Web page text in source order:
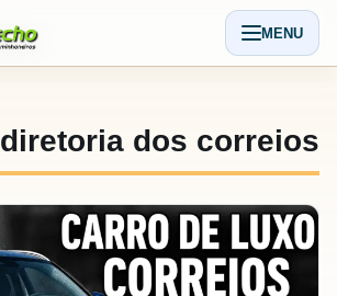
Abrir
MENU
diretoria dos correios